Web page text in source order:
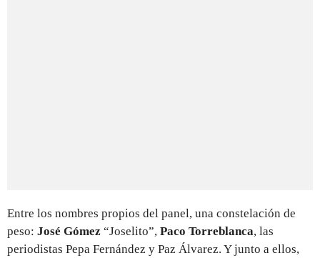
Entre los nombres propios del panel, una constelación de
peso: José Gómez “Joselito”, Paco Torreblanca, las
periodistas Pepa Fernández y Paz Álvarez. Y junto a ellos,